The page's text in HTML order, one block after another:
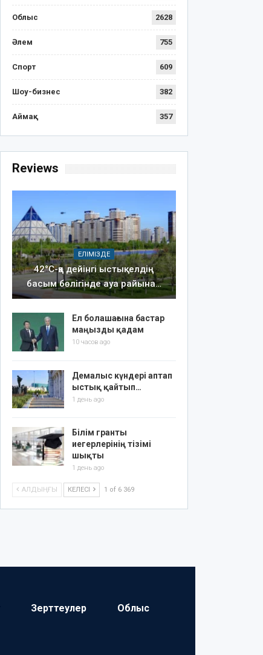
Облыс 2628
Әлем 755
Спорт 609
Шоу-бизнес 382
Аймақ 357
Reviews
ЕЛІМІЗДЕ
42°C-қа дейінгі ыстық: елдің
басым бөлігінде ауа райына…
Ел болашағына бастар
маңызды қадам
10 часов ago
Демалыс күндері аптап
ыстық қайтып…
1 день ago
Білім гранты
иегерлерінің тізімі
шықты
1 день ago
АЛДЫҢҒЫ КЕЛЕСІ 1 of 6 369
Зерттеулер Облыс